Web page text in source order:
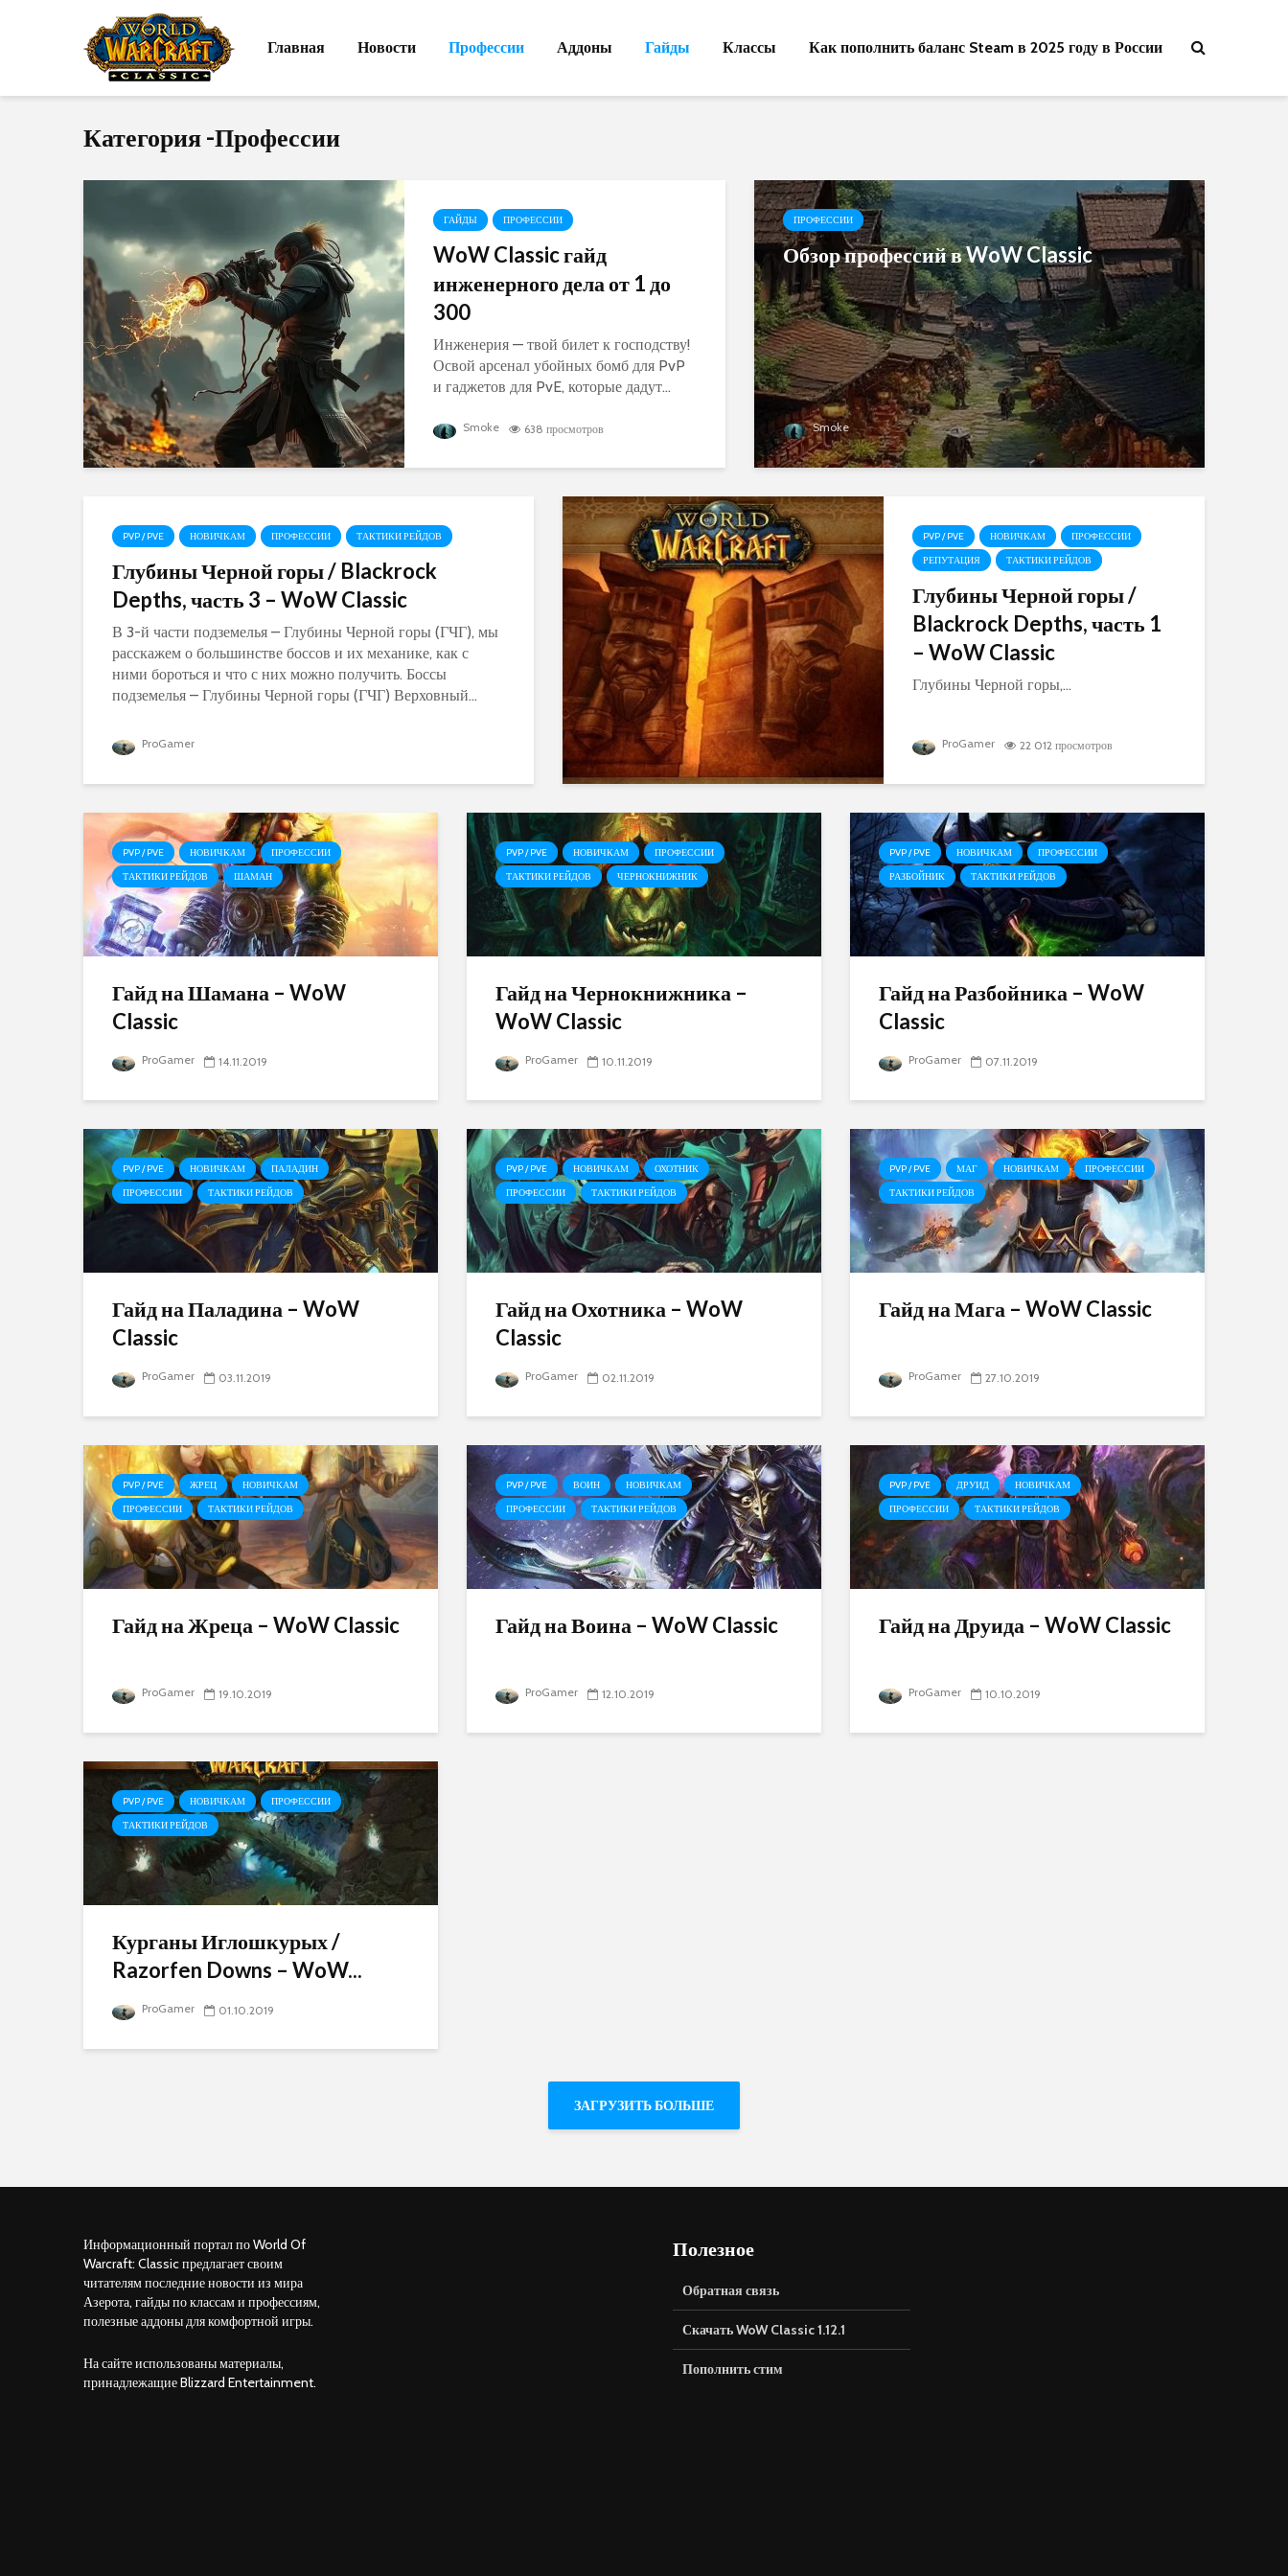
Главная Новости Профессии Аддоны Гайды Классы Как пополнить баланс Steam в 2025 году в России
Категория -Профессии
ГАЙДЫ ПРОФЕССИИ
WoW Classic гайд
инженерного дела от 1 до
300
Инженерия — твой билет к господству!
Освой арсенал убойных бомб для PvP
и гаджетов для PvE, которые дадут...
Smoke 638 просмотров
ПРОФЕССИИ
Обзор профессий в WoW Classic
Smoke
PVP / PVE НОВИЧКАМ ПРОФЕССИИ ТАКТИКИ РЕЙДОВ
Глубины Черной горы / Blackrock
Depths, часть 3 – WoW Classic
В 3-й части подземелья – Глубины Черной горы (ГЧГ), мы
расскажем о большинстве боссов и их механике, как с
ними бороться и что с них можно получить. Боссы
подземелья – Глубины Черной горы (ГЧГ) Верховный...
ProGamer
PVP / PVE НОВИЧКАМ
ПРОФЕССИИ
РЕПУТАЦИЯ
ТАКТИКИ РЕЙДОВ
Глубины Черной горы /
Blackrock Depths, часть 1
– WoW Classic
Глубины Черной горы,...
ProGamer 22 012 просмотров
PVP / PVE НОВИЧКАМ
ПРОФЕССИИ
ТАКТИКИ РЕЙДОВ
ШАМАН
Гайд на Шамана – WoW
Classic
ProGamer 14.11.2019
PVP / PVE НОВИЧКАМ
ПРОФЕССИИ
ТАКТИКИ РЕЙДОВ
ЧЕРНОКНИЖНИК
Гайд на Чернокнижника –
WoW Classic
ProGamer 10.11.2019
PVP / PVE НОВИЧКАМ
ПРОФЕССИИ
РАЗБОЙНИК
ТАКТИКИ РЕЙДОВ
Гайд на Разбойника – WoW
Classic
ProGamer 07.11.2019
PVP / PVE НОВИЧКАМ
ПАЛАДИН
ПРОФЕССИИ
ТАКТИКИ РЕЙДОВ
Гайд на Паладина – WoW
Classic
ProGamer 03.11.2019
PVP / PVE НОВИЧКАМ
ОХОТНИК
ПРОФЕССИИ
ТАКТИКИ РЕЙДОВ
Гайд на Охотника – WoW
Classic
ProGamer 02.11.2019
PVP / PVE МАГ НОВИЧКАМ
ПРОФЕССИИ
ТАКТИКИ РЕЙДОВ
Гайд на Мага – WoW Classic
ProGamer 27.10.2019
PVP / PVE ЖРЕЦ
НОВИЧКАМ
ПРОФЕССИИ
ТАКТИКИ РЕЙДОВ
Гайд на Жреца – WoW Classic
ProGamer 19.10.2019
PVP / PVE ВОИН
НОВИЧКАМ
ПРОФЕССИИ
ТАКТИКИ РЕЙДОВ
Гайд на Воина – WoW Classic
ProGamer 12.10.2019
PVP / PVE ДРУИД
НОВИЧКАМ
ПРОФЕССИИ
ТАКТИКИ РЕЙДОВ
Гайд на Друида – WoW Classic
ProGamer 10.10.2019
PVP / PVE НОВИЧКАМ
ПРОФЕССИИ
ТАКТИКИ РЕЙДОВ
Курганы Иглошкурых /
Razorfen Downs – WoW...
ProGamer 01.10.2019
ЗАГРУЗИТЬ БОЛЬШЕ
Информационный портал по World Of
Warcraft: Classic предлагает своим
читателям последние новости из мира
Азерота, гайды по классам и профессиям,
полезные аддоны для комфортной игры.
На сайте использованы материалы,
принадлежащие Blizzard Entertainment.
Полезное
Обратная связь
Скачать WoW Classic 1.12.1
Пополнить стим